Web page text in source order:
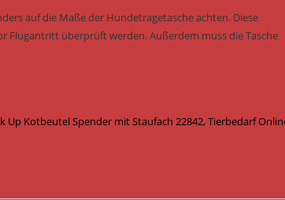
auf die Maße der Hundetragetasche achten. Diese
Flugantritt überprüft werden. Außerdem muss die Tasche
Kotbeutel Spender mit Staufach 22842, Tierbedarf